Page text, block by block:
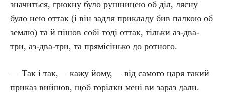
значиться, грюкну було рушницею об діл, лясну
було нею оттак (і він задля прикладу бив палкою об
землю) та й пішов собі тоді оттак, тільки аз-два-
три, аз-два-три, та прямісінько до ротного.
— Так і так,— кажу йому,— від самого царя такий
приказ вийшов, щоб горілки мені ви зараз дали.